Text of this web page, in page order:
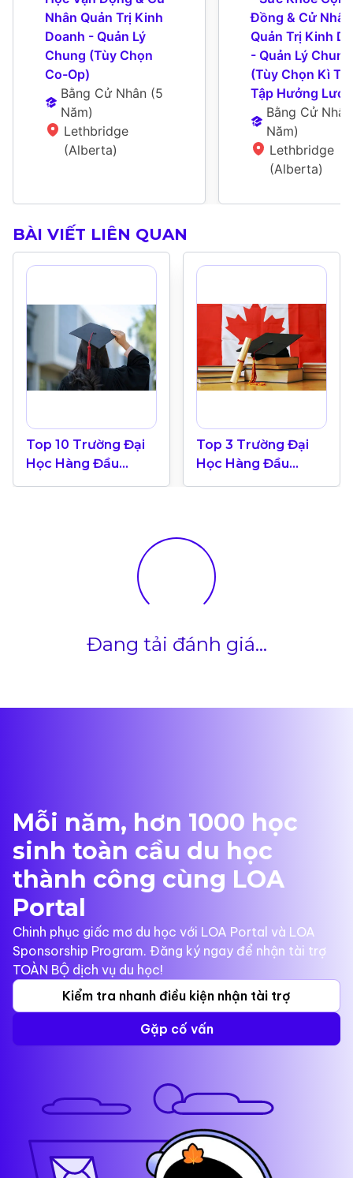
Nhân Quản Trị Kinh
Doanh - Quản Lý
Chung (Tùy Chọn
Co-Op)
Bằng Cử Nhân (5
Năm)
Lethbridge
(Alberta)
Đồng & Cử Nhân
Quản Trị Kinh
- Quản Lý Chung
(Tùy Chọn Kì
Tập Hưởng
Bằng Cử Nhân
Năm)
Lethbridge
(Alberta)
BÀI VIẾT LIÊN QUAN
Top 10 Trường Đại
Học Hàng Đầu
Canada 2024
Top 3 Trường Đại
Học Hàng Đầu
Canada Theo Bảng
Đang tải đánh giá...
Mỗi năm, hơn 1000 học
sinh toàn cầu du học
thành công cùng LOA
Portal
Chinh phục giấc mơ du học với LOA Portal và LOA
Sponsorship Program. Đăng ký ngay để nhận tài trợ
TOÀN BỘ dịch vụ du học!
Kiểm tra nhanh điều kiện nhận tài trợ
Gặp cố vấn